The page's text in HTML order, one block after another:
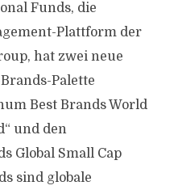
Funds, die
Plattform der
hat zwei neue
Palette
Best Brands World
und den
Global Small Cap
sind globale